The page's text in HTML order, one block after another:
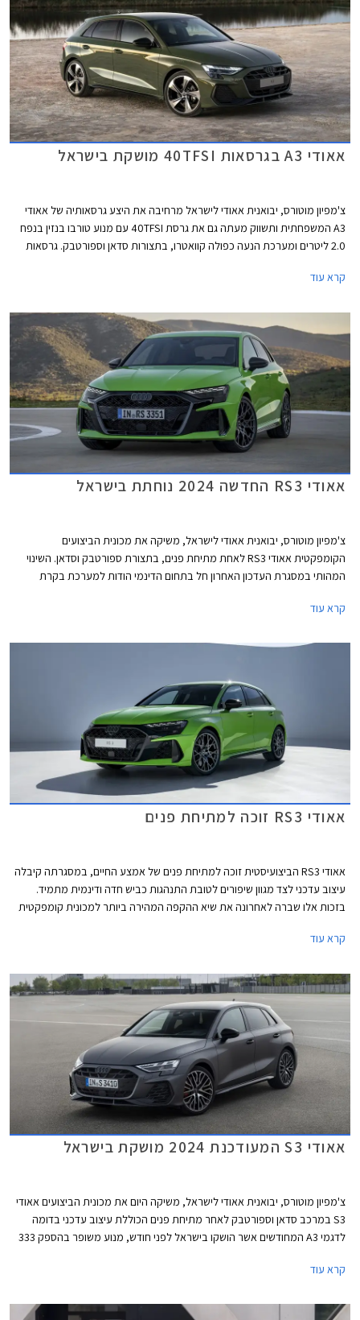
אאודי A3 בגרסאות 40TFSI מושקת בישראל
צ'מפיון מוטורס, יבואנית אאודי לישראל מרחיבה את היצע גרסאותיה של אאודי
A3 המשפחתית ותשווק מעתה גם את גרסת 40TFSI עם מנוע טורבו בנזין בנפח
2.0 ליטרים ומערכת הנעה כפולה קוואטרו, בתצורות סדאן וספורטבק. גרסאות
לא זול אך ביחס למתחרים הישירים מבית מרצדס וב.מ.וו וביחס ליחידת ההנעה
המותג בישראל אשר סובל מירידה במכירות.
קרא עוד
אאודי RS3 החדשה 2024 נוחתת בישראל
צ'מפיון מוטורס, יבואנית אאודי לישראל, משיקה את מכונית הביצועים
הקומפקטית אאודי RS3 לאחת מתיחת פנים, בתצורת ספורטבק וסדאן. השינוי
המהותי במסגרת העדכון האחרון חל בתחום הדינמי הודות למערכת בקרת
קרא עוד
אאודי RS3 זוכה למתיחת פנים
אאודי RS3 הביצועיסטית זוכה למתיחת פנים של אמצע החיים, במסגרתה קיבלה
עיצוב עדכני לצד מגוון שיפורים לטובת התנהגות כביש חדה ודינמית מתמיד.
בזכות אלו שברה לאחרונה את שיא ההקפה המהירה ביותר למכונית קומפקטית
קרא עוד
אאודי S3 המעודכנת 2024 מושקת בישראל
צ'מפיון מוטורס, יבואנית אאודי לישראל, משיקה היום את מכונית הביצועים אאודי
S3 במרכב סדאן וספורטבק לאחר מתיחת פנים הכוללת עיצוב עדכני בדומה
לדגמי A3 המחודשים אשר הושקו בישראל לפני חודש, מנוע משופר בהספק 333
קרא עוד